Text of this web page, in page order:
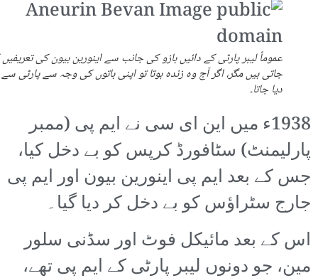
عموماً لیبر پارٹی کے دائیں بازو کی جانب سے اینورین بیون کی
جاتی ہیں مگر، اگر آج وہ زندہ ہوتا تو اپنی باتوں کی وجہ سے پارٹی
دیا جاتا۔
1938ء میں این ای سی نے ایم پی (ممبر
پارلیمنٹ) سٹافورڈ کرپس کو بے دخل کیا،
جس کے بعد ایم پی اینورین بیون اور ایم پی
جارج سٹراؤس کو بے دخل کر دیا گیا۔
اس کے بعد مائیکل فوٹ اور سڈنی سلور
مین، جو دونوں لیبر پارٹی کے ایم پی تھے،